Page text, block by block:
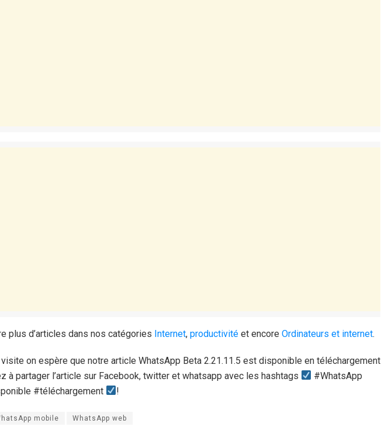
plus d’articles dans nos catégories Internet, productivité et encore Ordinateurs et internet.
on espère que notre article WhatsApp Beta 2.21.11.5 est disponible en téléchargement
à partager l’article sur Facebook, twitter et whatsapp avec les hashtags
#WhatsApp
#téléchargement
!
mobile WhatsApp web